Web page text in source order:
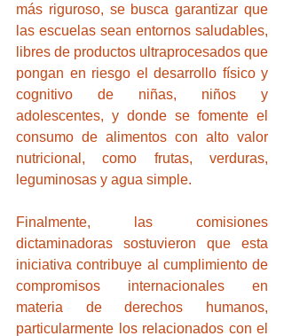
más riguroso, se busca garantizar que
las escuelas sean entornos saludables,
libres de productos ultraprocesados que
pongan en riesgo el desarrollo físico y
cognitivo de niñas, niños y
adolescentes, y donde se fomente el
consumo de alimentos con alto valor
nutricional, como frutas, verduras,
leguminosas y agua simple.
Finalmente, las comisiones
dictaminadoras sostuvieron que esta
iniciativa contribuye al cumplimiento de
compromisos internacionales en
materia de derechos humanos,
particularmente los relacionados con el